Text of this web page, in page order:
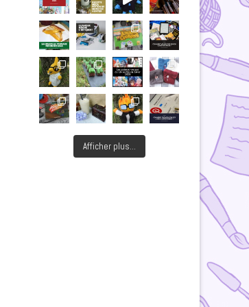
Afficher plus...